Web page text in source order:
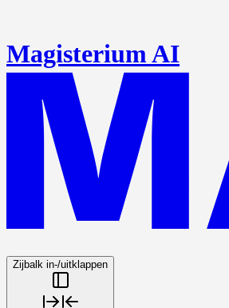
Magisterium AI
Zijbalk in-/uitklappen